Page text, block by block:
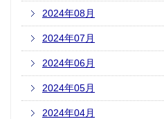
2024年08月
2024年07月
2024年06月
2024年05月
2024年04月